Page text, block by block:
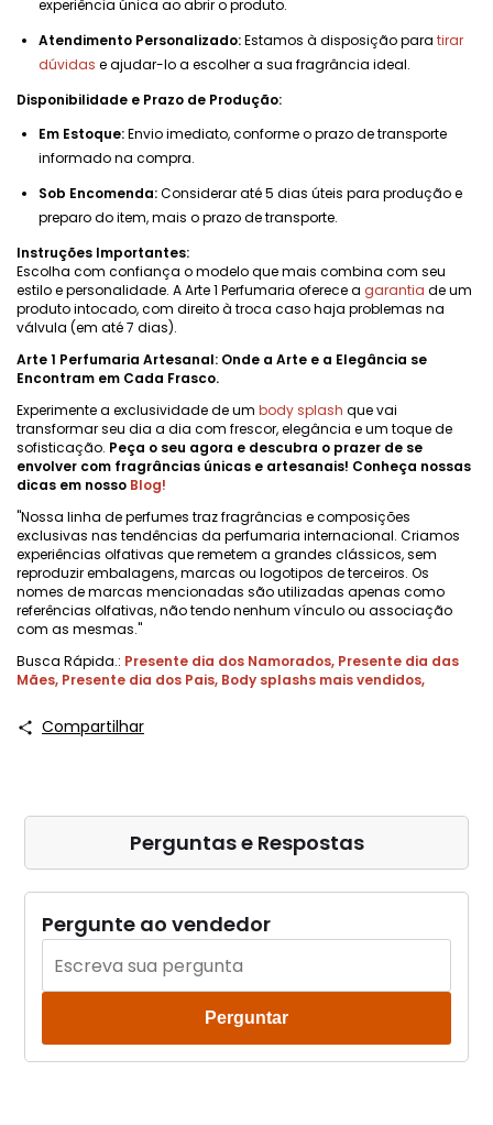
experiência única ao abrir o produto.
Atendimento Personalizado:Estamos à disposição para tirar
dúvidas e ajudar-lo a escolher a sua fragrância ideal.
Disponibilidade e Prazo de Produção:
Em Estoque:Envio imediato, conforme o prazo de transporte
informado na compra.
Sob Encomenda:Considerar até 5 dias úteis para produção e
preparo do item, mais o prazo de transporte.
Instruções Importantes:
Escolha com confiança o modelo que mais combina com seu
estilo e personalidade. A Arte 1 Perfumaria oferece a garantia de um
produto intocado, com direito à troca caso haja problemas na
válvula (em até 7 dias).
Arte 1 Perfumaria Artesanal: Onde a Arte e a Elegância se
Encontram em Cada Frasco.
Experimente a exclusividade de um body splash que vai
transformar seu dia a dia com frescor, elegância e um toque de
sofisticação. Peça o seu agora e descubra o prazer de se
envolver com fragrâncias únicas e artesanais! Conheça nossas
dicas em nosso Blog!
"Nossa linha de perfumes traz fragrâncias e composições
exclusivas nas tendências da perfumaria internacional. Criamos
experiências olfativas que remetem a grandes clássicos, sem
reproduzir embalagens, marcas ou logotipos de terceiros. Os
nomes de marcas mencionadas são utilizadas apenas como
referências olfativas, não tendo nenhum vínculo ou associação
com as mesmas."
Busca Rápida.: Presente dia dos Namorados, Presente dia das
Mães, Presente dia dos Pais, Body splashs mais vendidos,
Compartilhar
Perguntas e Respostas
Pergunte ao vendedor
Perguntar